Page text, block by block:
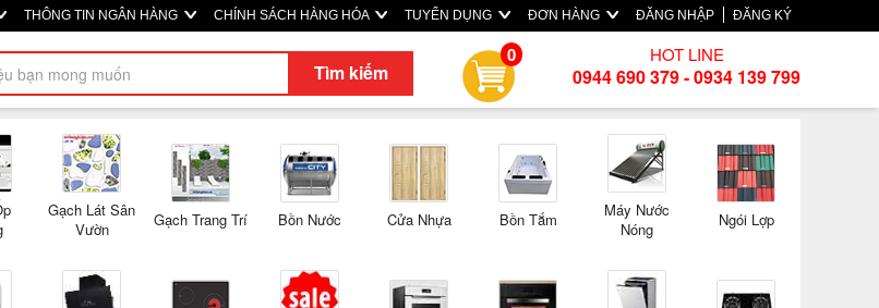
THÔNG TIN NGÂN HÀNG CHÍNH SÁCH HÀNG HÓA TUYỂN DỤNG ĐƠN HÀNG ĐĂNG NHẬP ĐĂNG KÝ
Tìm kiếm
0 HOT LINE
0944 690 379 - 0934 139 799
Gạch Lát Sân
Vườn
Gạch Trang Trí Bồn Nước Cửa Nhựa Bồn Tắm
Máy Nước
Nóng
Ngói Lợp